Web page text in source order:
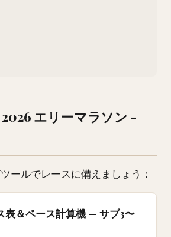
エリーマラソン -
ールでレースに備えましょう：
表＆ペース計算機 — サブ3〜